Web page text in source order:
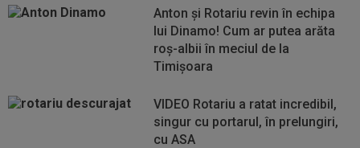
Anton și Rotariu revin în echipa
lui Dinamo! Cum ar putea arăta
roș-albii în meciul de la
Timișoara
VIDEO Rotariu a ratat incredibil,
singur cu portarul, în prelungiri,
cu ASA